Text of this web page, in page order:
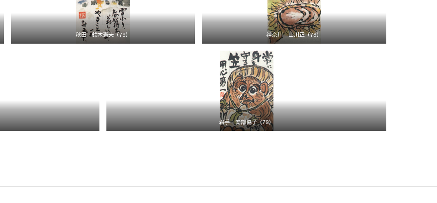
秋田 鈴木憲夫（79） 神奈川 山川正（76）
岩手 安部協子（79）